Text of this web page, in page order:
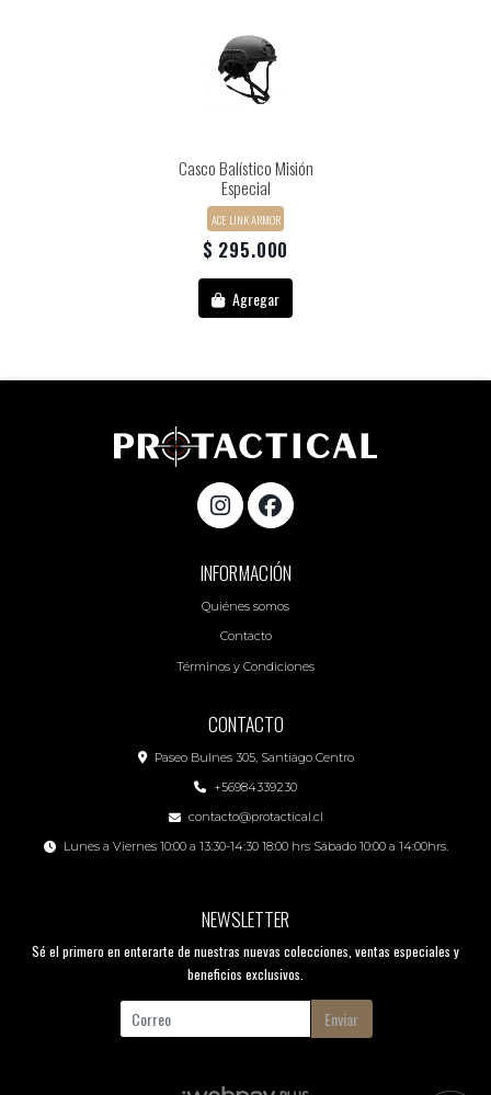
Casco Balístico Misión
Especial
ACE LINK ARMOR
$ 295.000
Agregar
INFORMACIÓN
Quiénes somos
Contacto
Términos y Condiciones
CONTACTO
Paseo Bulnes 305, Santiago Centro
+56984339230
contacto@protactical.cl
Lunes a Viernes 10:00 a 13:30-14:30 18:00 hrs Sábado 10:00 a 14:00hrs.
NEWSLETTER
Sé el primero en enterarte de nuestras nuevas colecciones, ventas especiales y
beneficios exclusivos.
Enviar